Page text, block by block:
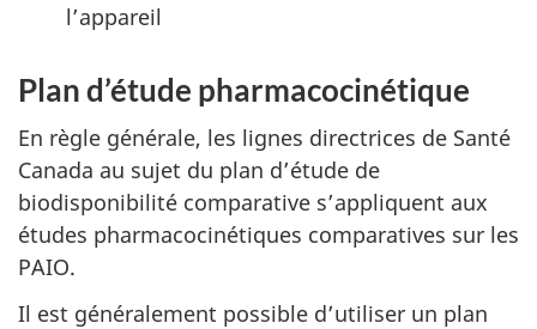
l’appareil
Plan d’étude pharmacocinétique
En règle générale, les lignes directrices de Santé
Canada au sujet du plan d’étude de
biodisponibilité comparative s’appliquent aux
études pharmacocinétiques comparatives sur les
PAIO.
Il est généralement possible d’utiliser un plan